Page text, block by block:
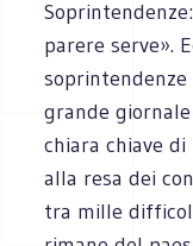
parere serve».
grande
chiara chiave
alla resa dei
tra mille